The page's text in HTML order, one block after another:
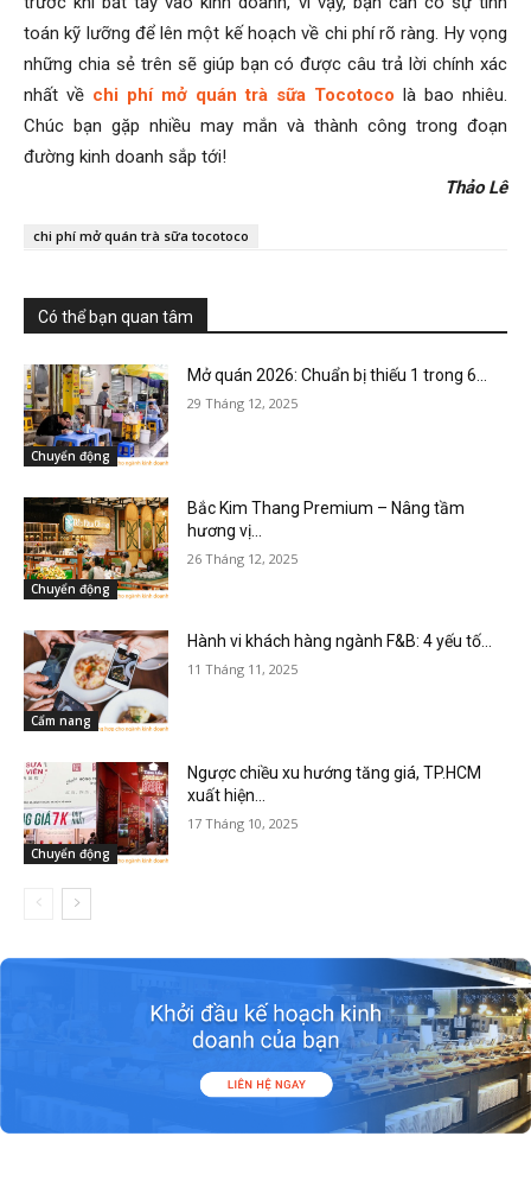
toán kỹ lưỡng để lên một kế hoạch về chi phí rõ ràng. Hy vọng
những chia sẻ trên sẽ giúp bạn có được câu trả lời chính xác
nhất về chi phí mở quán trà sữa Tocotoco là bao nhiêu.
Chúc bạn gặp nhiều may mắn và thành công trong đoạn
đường kinh doanh sắp tới!
Thảo Lê
chi phí mở quán trà sữa tocotoco
Có thể bạn quan tâm
Chuyển động
Mở quán 2026: Chuẩn bị thiếu 1 trong 6...
29 Tháng 12, 2025
Chuyển động
Bắc Kim Thang Premium – Nâng tầm
hương vị...
26 Tháng 12, 2025
Cẩm nang
Hành vi khách hàng ngành F&B: 4 yếu tố...
11 Tháng 11, 2025
Chuyển động
Ngược chiều xu hướng tăng giá, TP.HCM
xuất hiện...
17 Tháng 10, 2025